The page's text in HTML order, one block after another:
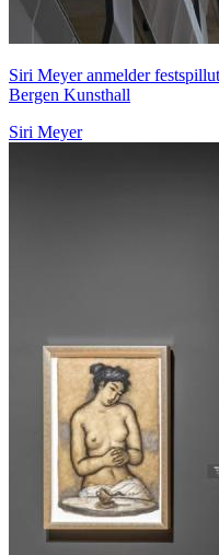
Siri Meyer anmelder
Bergen Kunsthall
Siri Meyer